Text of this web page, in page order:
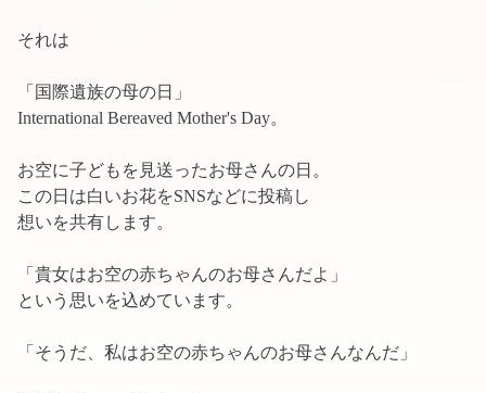
それは
「国際遺族の母の日」
International Bereaved Mother's Day。
お空に子どもを見送ったお母さんの日。
この日は白いお花をSNSなどに投稿し
想いを共有します。
「貴女はお空の赤ちゃんのお母さんだよ」
という思いを込めています。
「そうだ、私はお空の赤ちゃんのお母さんなんだ」